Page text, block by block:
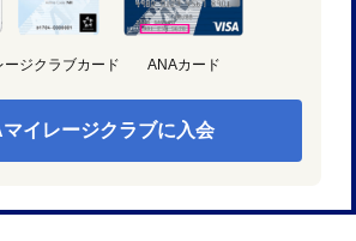
ージクラブカード ANAカード
イレージクラブに入会